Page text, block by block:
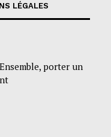
LÉGALES
porter un